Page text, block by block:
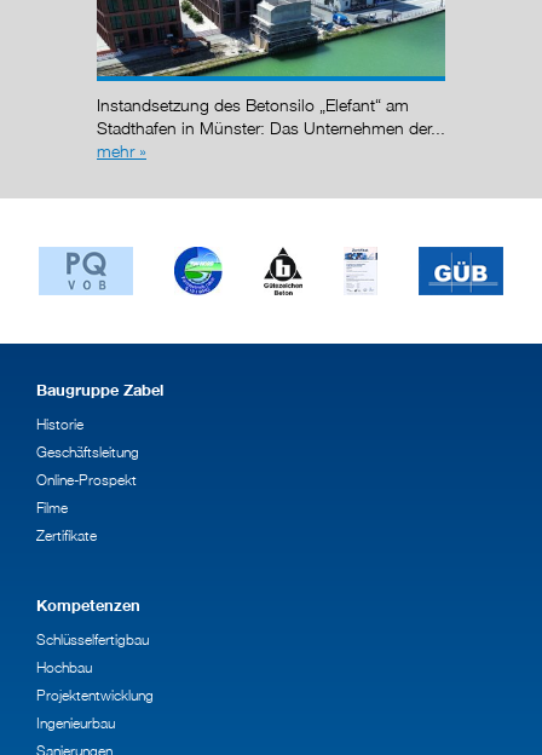
Instandsetzung des Betonsilo „Elefant“ am
Stadthafen in Münster: Das Unternehmen der...
mehr »
Baugruppe Zabel
Historie
Geschäftsleitung
Online-Prospekt
Filme
Zertifikate
Kompetenzen
Schlüsselfertigbau
Hochbau
Projektentwicklung
Ingenieurbau
Sanierungen